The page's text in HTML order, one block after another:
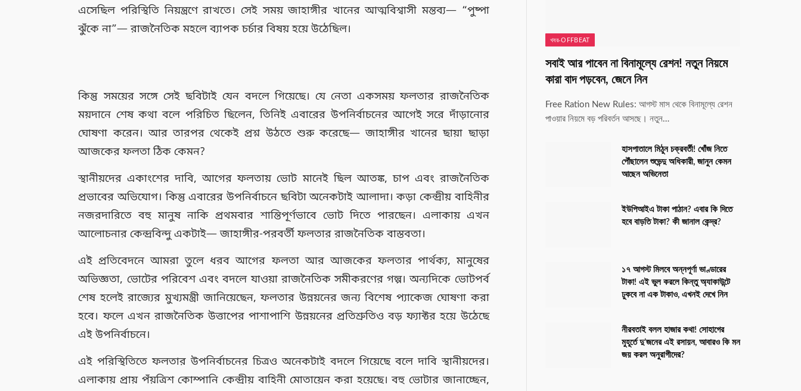
এসেছিল পরিস্থিতি নিয়ন্ত্রণে রাখতে। সেই সময় জাহাঙ্গীর খানের আত্মবিশ্বাসী মন্তব্য— “পুষ্পা
ঝুঁকে না”— রাজনৈতিক মহলে ব্যাপক চর্চার বিষয় হয়ে উঠেছিল।
কিন্তু সময়ের সঙ্গে সেই ছবিটাই যেন বদলে গিয়েছে। যে নেতা একসময় ফলতার রাজনৈতিক
ময়দানে শেষ কথা বলে পরিচিত ছিলেন, তিনিই এবারের উপনির্বাচনের আগেই সরে দাঁড়ানোর
ঘোষণা করেন। আর তারপর থেকেই প্রশ্ন উঠতে শুরু করেছে— জাহাঙ্গীর খানের ছায়া ছাড়া
আজকের ফলতা ঠিক কেমন?
স্থানীয়দের একাংশের দাবি, আগের ফলতায় ভোট মানেই ছিল আতঙ্ক, চাপ এবং রাজনৈতিক
প্রভাবের অভিযোগ। কিন্তু এবারের উপনির্বাচনে ছবিটা অনেকটাই আলাদা। কড়া কেন্দ্রীয় বাহিনীর
নজরদারিতে বহু মানুষ নাকি প্রথমবার শান্তিপূর্ণভাবে ভোট দিতে পারছেন। এলাকায় এখন
আলোচনার কেন্দ্রবিন্দু একটাই— জাহাঙ্গীর-পরবর্তী ফলতার রাজনৈতিক বাস্তবতা।
এই প্রতিবেদনে আমরা তুলে ধরব আগের ফলতা আর আজকের ফলতার পার্থক্য, মানুষের
অভিজ্ঞতা, ভোটের পরিবেশ এবং বদলে যাওয়া রাজনৈতিক সমীকরণের গল্প। অন্যদিকে ভোটপর্ব
শেষ হলেই রাজ্যের মুখ্যমন্ত্রী জানিয়েছেন, ফলতার উন্নয়নের জন্য বিশেষ প্যাকেজ ঘোষণা করা
হবে। ফলে এখন রাজনৈতিক উত্তাপের পাশাপাশি উন্নয়নের প্রতিশ্রুতিও বড় ফ্যাক্টর হয়ে উঠেছে
এই উপনির্বাচনে।
এই পরিস্থিতিতে ফলতার উপনির্বাচনের চিত্রও অনেকটাই বদলে গিয়েছে বলে দাবি স্থানীয়দের।
এলাকায় প্রায় পঁয়ত্রিশ কোম্পানি কেন্দ্রীয় বাহিনী মোতায়েন করা হয়েছে। বহু ভোটার জানাচ্ছেন,
খবর-OFFBEAT
সবাই আর পাবেন না বিনামূল্যে রেশন! নতুন নিয়মে
কারা বাদ পড়বেন, জেনে নিন
Free Ration New Rules: আগস্ট মাস থেকে বিনামূল্যে রেশন
পাওয়ার নিয়মে বড় পরিবর্তন আসছে। নতুন…
হাসপাতালে মিঠুন চক্রবর্তী! খোঁজ নিতে
পৌঁছালেন শুভেন্দু অধিকারী, জানুন কেমন
আছেন অভিনেতা
ইউপিআইএ টাকা পাঠান? এবার কি দিতে
হবে বাড়তি টাকা? কী জানাল কেন্দ্র?
১৭ আগস্ট মিলবে অন্নপূর্ণা ভাণ্ডারের
টাকা! এই ভুল করলে কিন্তু অ্যাকাউন্টে
ঢুকবে না এক টাকাও, এখনই দেখে নিন
নীরবতাই বলল হাজার কথা! সোহাগের
মুহূর্তে দু’জনের এই রসায়ন, আবারও কি মন
জয় করল অনুরাগীদের?